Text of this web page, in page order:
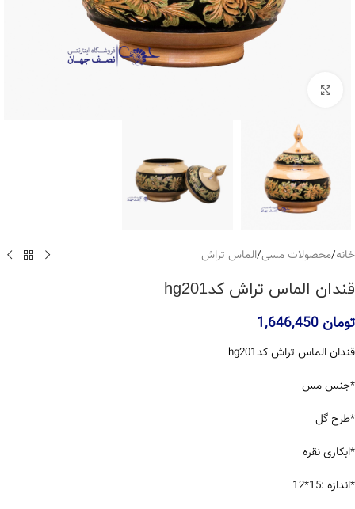
خانه/محصولات مسی/الماس تراش
قندان الماس تراش کدhg201
تومان
قندان الماس تراش کدhg201
*جنس مس
*طرح گل
*ابکاری نقره
*اندازه :15*12